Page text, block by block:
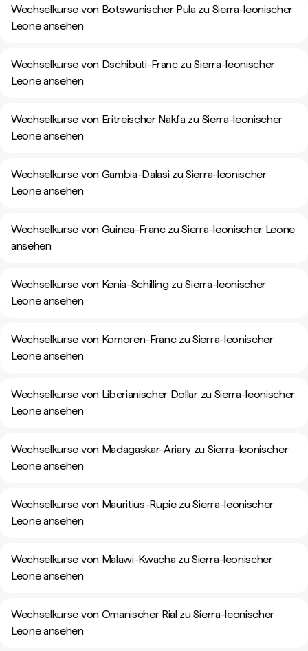
Wechselkurse von Botswanischer Pula zu Sierra-leonischer
Leone ansehen
Wechselkurse von Dschibuti-Franc zu Sierra-leonischer
Leone ansehen
Wechselkurse von Eritreischer Nakfa zu Sierra-leonischer
Leone ansehen
Wechselkurse von Gambia-Dalasi zu Sierra-leonischer
Leone ansehen
Wechselkurse von Guinea-Franc zu Sierra-leonischer Leone
ansehen
Wechselkurse von Kenia-Schilling zu Sierra-leonischer
Leone ansehen
Wechselkurse von Komoren-Franc zu Sierra-leonischer
Leone ansehen
Wechselkurse von Liberianischer Dollar zu Sierra-leonischer
Leone ansehen
Wechselkurse von Madagaskar-Ariary zu Sierra-leonischer
Leone ansehen
Wechselkurse von Mauritius-Rupie zu Sierra-leonischer
Leone ansehen
Wechselkurse von Malawi-Kwacha zu Sierra-leonischer
Leone ansehen
Wechselkurse von Omanischer Rial zu Sierra-leonischer
Leone ansehen